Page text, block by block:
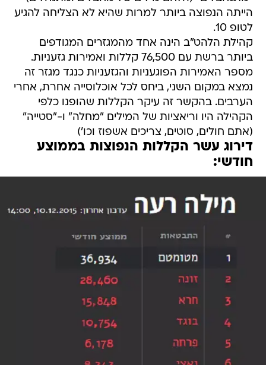
הייתה הנפוצה ביותר למרות שהיא לא הצליחה להגיע
לטופ 10.
קהילת הלהט"ב הינה אחד מהמגזרים המגודפים
ביותר ברשת עם 76,500 קללות ואמירות גזעניות.
מספר האמירות הפוגעניות והגזעניות כנגד מגזר זה
נמצא במקום השני, ביחס לכל אוכלוסייה אחרת, אחרי
הערבים. בהקשר זה עיקר הקללות שהופנו כלפי
הקהילה היו וריאציות של המילים "מחלה" ו-"סטייה"
(אתם חולים, סוטים, צריכים אשפוז וכו')
דירוג עשר הקללות הנפוצות בממוצע
חודשי: